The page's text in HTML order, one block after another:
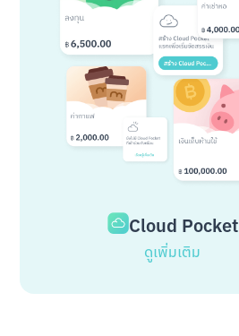
Cloud Pocket
ดูเพิ่มเติม